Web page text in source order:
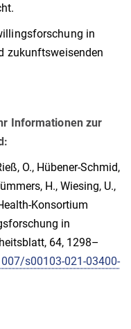
in
zukunftsweisenden
Informationen zur
O., Hübener-Schmid,
H., Wiesing, U.,
Konsortium
in
64, 1298–
s00103-021-03400-